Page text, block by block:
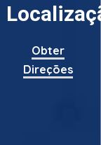
Obter
Direções